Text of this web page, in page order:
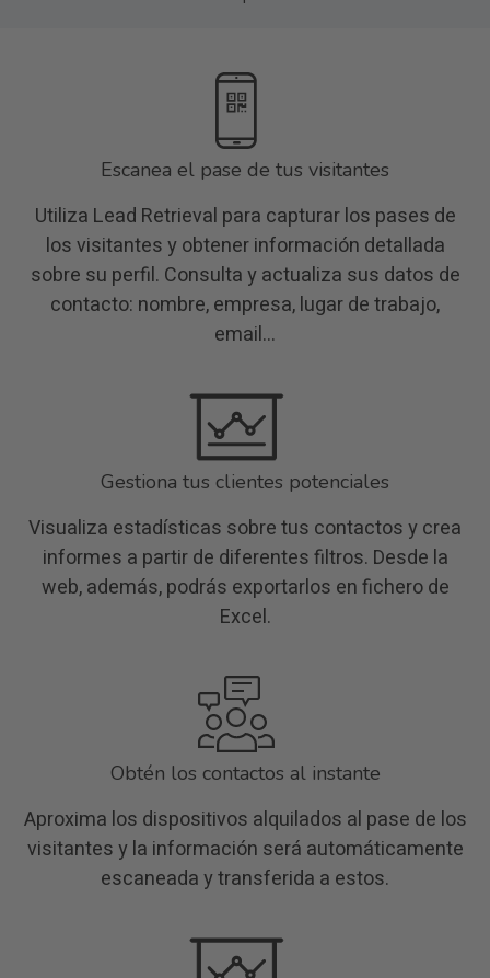
Escanea el pase de tus visitantes​
Utiliza Lead Retrieval para capturar los pases de
los visitantes y obtener información detallada
sobre su perfil. Consulta y actualiza sus datos de
contacto: nombre, empresa, lugar de trabajo,
email...
Gestiona tus clientes potenciales
Visualiza estadísticas sobre tus contactos y crea
informes a partir de diferentes filtros. Desde la
web, además, podrás exportarlos en fichero de
Excel.
Obtén los contactos al instante
Aproxima los dispositivos alquilados al pase de los
visitantes y la información será automáticamente
escaneada y transferida a estos.